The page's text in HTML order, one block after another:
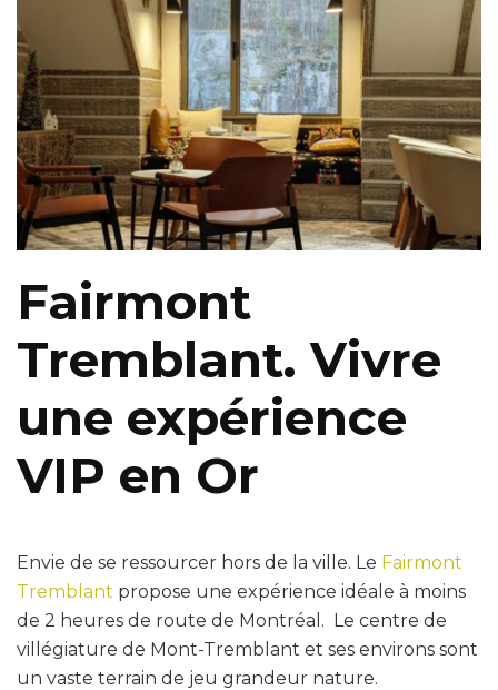
Fairmont
Tremblant. Vivre
une expérience
VIP en Or
Envie de se ressourcer hors de la ville. Le Fairmont
Tremblant propose une expérience idéale à moins
de 2 heures de route de Montréal. Le centre de
villégiature de Mont-Tremblant et ses environs sont
un vaste terrain de jeu grandeur nature.